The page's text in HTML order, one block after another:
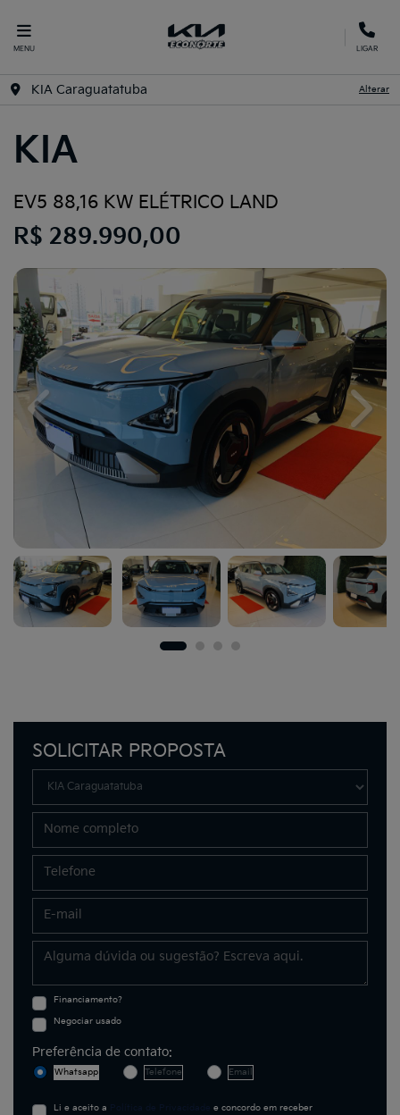
MENU LIGAR
KIA Caraguatatuba Alterar
KIA
EV5 88,16 KW ELÉTRICO LAND
R$ 289.990,00
Previous Next
SOLICITAR PROPOSTA
Financiamento?
Negociar usado
Preferência de contato:
Whatsapp Telefone Email
Li e aceito a
e concordo em receber